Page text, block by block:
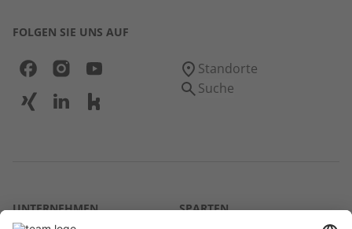
FOLGEN SIE UNS AUF
Standorte
Suche
UNTERNEHMEN SPARTEN